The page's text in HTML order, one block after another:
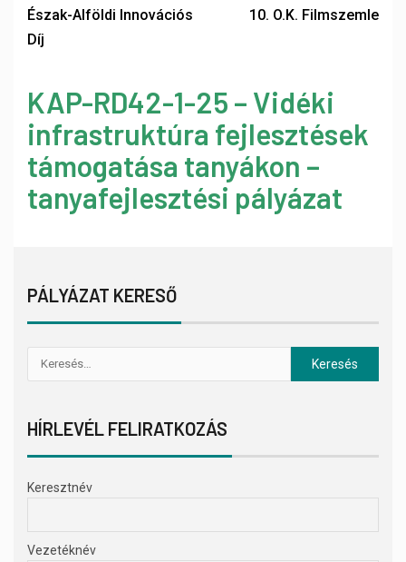
Észak-Alföldi Innovációs
Díj
10. O.K. Filmszemle
KAP-RD42-1-25 – Vidéki
infrastruktúra fejlesztések
támogatása tanyákon –
tanyafejlesztési pályázat
PÁLYÁZAT KERESŐ
HÍRLEVÉL FELIRATKOZÁS
Keresztnév
Vezetéknév